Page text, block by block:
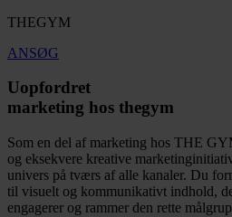
THEGYM
ANSØG
Uopfordret
marketing hos thegym
Som en del af marketing hos THE
og eksekvere kreative
univers på tværs af alle kanaler. Du
til visuelt og kommunikativt indhold,
engagerer og rammer den rette